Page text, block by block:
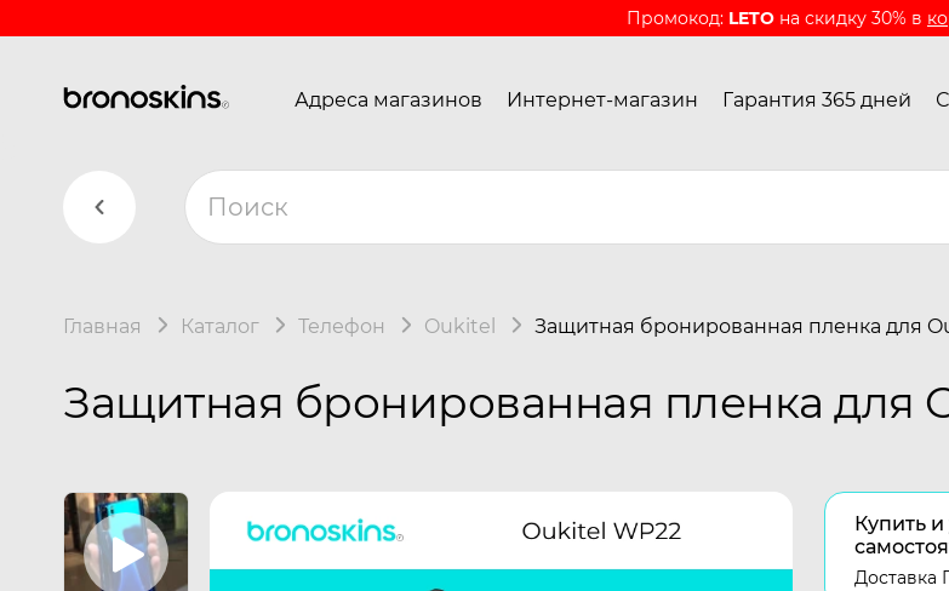
Промокод: LETO на скидку 30% в
Адреса магазинов Интернет-магазин Гарантия 365 дней
Главная Каталог Телефон Oukitel Защитная бронированная пленка для
Защитная бронированная пленка для
Купить и
Доставка